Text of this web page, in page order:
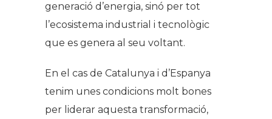
generació d’energia, sinó per tot
l’ecosistema industrial i tecnològic
que es genera al seu voltant.
En el cas de Catalunya i d’Espanya
tenim unes condicions molt bones
per liderar aquesta transformació,